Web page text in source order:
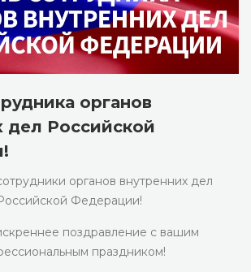
органов
дел Российской
органов внутренних дел
Федерации!
поздравление с вашим
праздником!